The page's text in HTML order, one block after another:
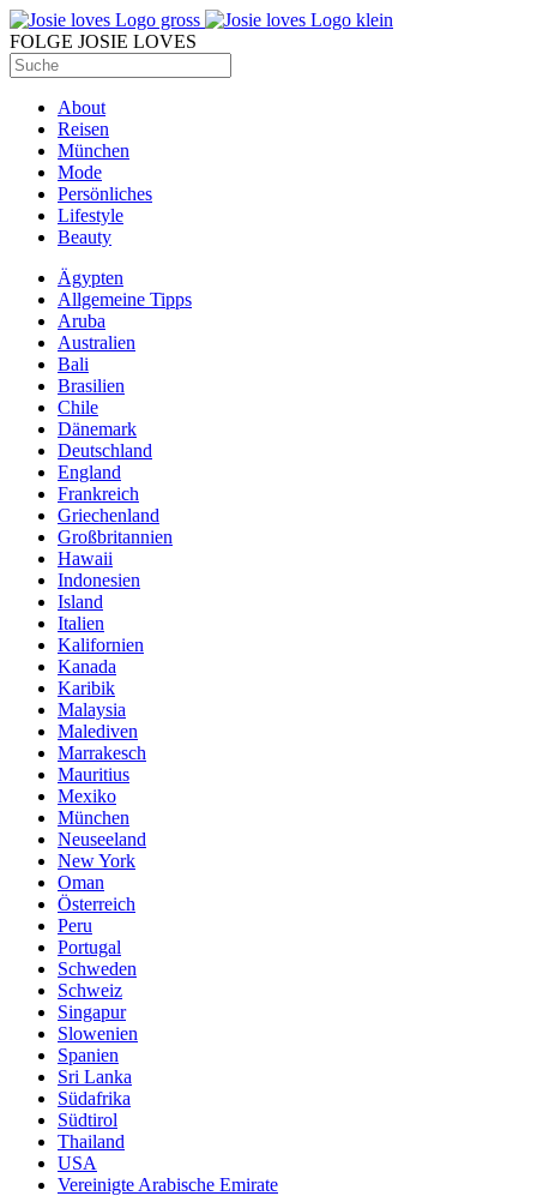
FOLGE JOSIE LOVES
About
Reisen
München
Mode
Persönliches
Lifestyle
Beauty
Ägypten
Allgemeine Tipps
Aruba
Australien
Bali
Brasilien
Chile
Dänemark
Deutschland
England
Frankreich
Griechenland
Großbritannien
Hawaii
Indonesien
Island
Italien
Kalifornien
Kanada
Karibik
Malaysia
Malediven
Marrakesch
Mauritius
Mexiko
München
Neuseeland
New York
Oman
Österreich
Peru
Portugal
Schweden
Schweiz
Singapur
Slowenien
Spanien
Sri Lanka
Südafrika
Südtirol
Thailand
USA
Vereinigte Arabische Emirate